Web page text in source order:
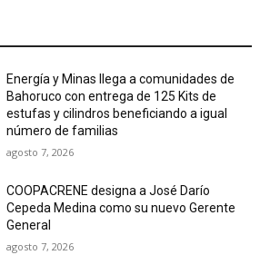
Energía y Minas llega a comunidades de
Bahoruco con entrega de 125 Kits de
estufas y cilindros beneficiando a igual
número de familias
agosto 7, 2026
COOPACRENE designa a José Darío
Cepeda Medina como su nuevo Gerente
General
agosto 7, 2026